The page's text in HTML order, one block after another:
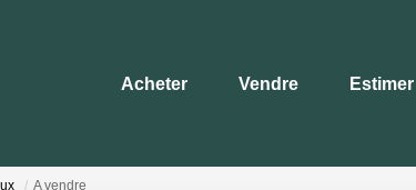
Acheter Vendre Estimer
A vendre